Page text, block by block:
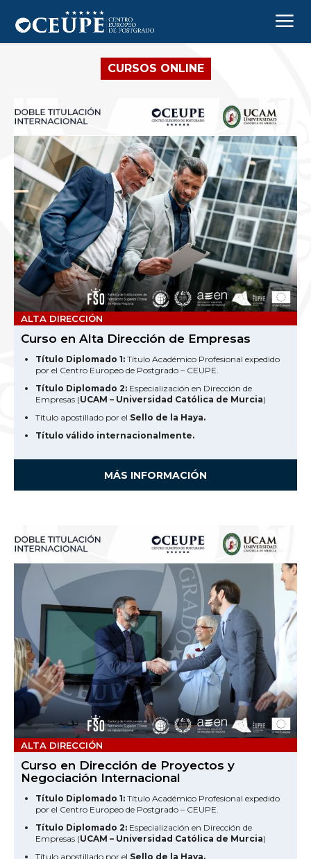
CURSOS ONLINE
ALTA DIRECCIÓN
Curso en Alta Dirección de Empresas
Título Diplomado 1: Título Académico Profesional expedido
por el Centro Europeo de Postgrado – CEUPE.
Título Diplomado 2: Especialización en Dirección de
Empresas (UCAM – Universidad Católica de Murcia)
Título apostillado por el Sello de la Haya.
Título válido internacionalmente.
MÁS INFORMACIÓN
ALTA DIRECCIÓN
Curso en Dirección de Proyectos y
Negociación Internacional
Título Diplomado 1: Título Académico Profesional expedido
por el Centro Europeo de Postgrado – CEUPE.
Título Diplomado 2: Especialización en Dirección de
Empresas (UCAM – Universidad Católica de Murcia)
Título apostillado por el Sello de la Haya.